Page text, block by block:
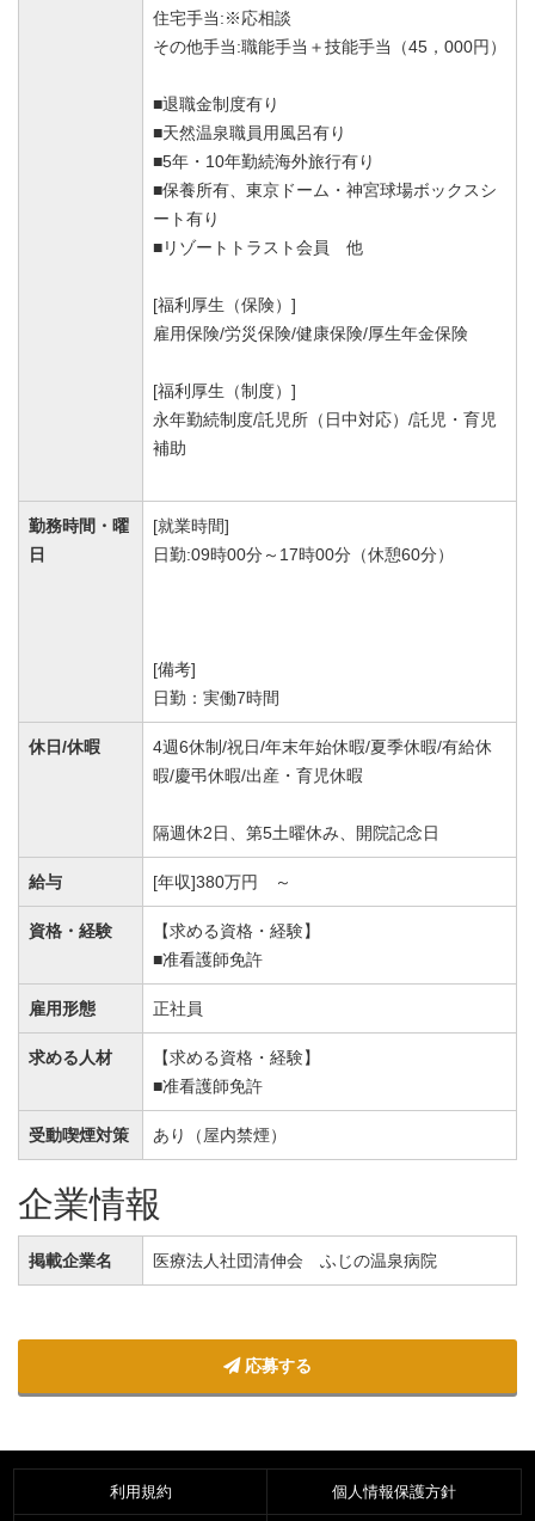
住宅手当:※応相談
その他手当:職能手当＋技能手当（45，000円）
■退職金制度有り
■天然温泉職員用風呂有り
■5年・10年勤続海外旅行有り
■保養所有、東京ドーム・神宮球場ボックスシ
ート有り
■リゾートトラスト会員 他
[福利厚生（保険）]
雇用保険/労災保険/健康保険/厚生年金保険
[福利厚生（制度）]
永年勤続制度/託児所（日中対応）/託児・育児
補助
勤務時間・曜
日
[就業時間]
日勤:09時00分～17時00分（休憩60分）
[備考]
日勤：実働7時間
休日/休暇
4週6休制/祝日/年末年始休暇/夏季休暇/有給休
暇/慶弔休暇/出産・育児休暇
隔週休2日、第5土曜休み、開院記念日
給与 [年収]380万円 ～
資格・経験
【求める資格・経験】
■准看護師免許
雇用形態 正社員
求める人材
【求める資格・経験】
■准看護師免許
受動喫煙対策 あり（屋内禁煙）
企業情報
掲載企業名 医療法人社団清伸会 ふじの温泉病院
応募する
利用規約 個人情報保護方針